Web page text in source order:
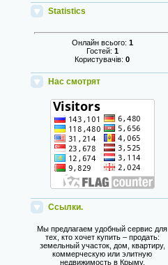
Statistics
Онлайн всього: 1
Гостей: 1
Користувачів:0
Нас смотрят
Ссылки.
Мы предлагаем удобный сервис для
тех, кто хочет купить – продать:
земельный участок, дом, квартиру,
коммерческую или элитную
недвижимость в Крыму.